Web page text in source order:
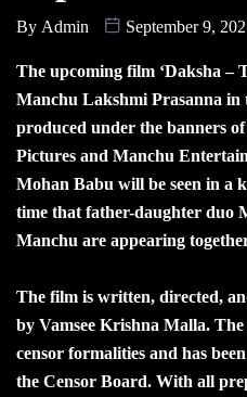
By Admin September 9,
The upcoming film ‘Daksha –
Manchu Lakshmi Prasanna in
produced under the banners
Pictures and Manchu
Mohan Babu will be seen in a
time that father-daughter duo
Manchu are appearing
The film is written, directed,
by Vamsee Krishna Malla. The
censor formalities and has
the Censor Board. With all